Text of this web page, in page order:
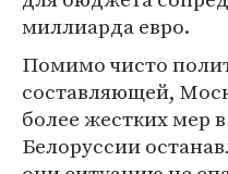
миллиарда евро.
Помимо чисто
составляющей,
более жестких мер
Белоруссии